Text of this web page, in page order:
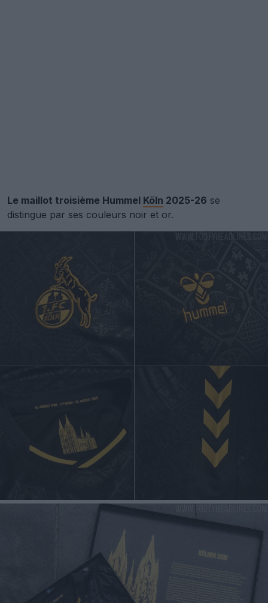
Le maillot troisième Hummel Köln 2025-26 se
distingue par ses couleurs noir et or.